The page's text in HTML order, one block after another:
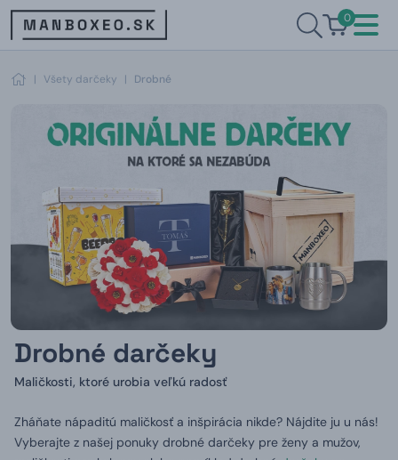
0
| Všety darčeky | Drobné
Drobné darčeky
Maličkosti, ktoré urobia veľkú radosť
Zháňate nápaditú maličkosť a inšpirácia nikde? Nájdite ju u nás!
Vyberajte z našej ponuky drobné darčeky pre ženy a mužov,